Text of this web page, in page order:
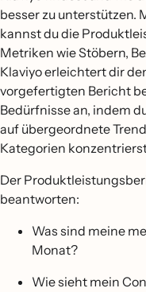
besser zu
kannst du die
Metriken wie Stöbern,
Klaviyo erleichtert dir
vorgefertigten Bericht
Bedürfnisse an, indem
auf übergeordnete
Kategorien
Der
beantworten:
Was sind meine
Monat?
Wie sieht mein